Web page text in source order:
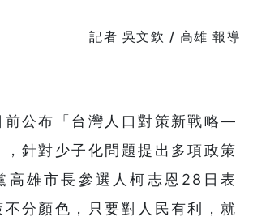
記者 吳文欽 / 高雄 報導
前公布「台灣人口對策新戰略—
，針對少子化問題提出多項政策
高雄市長參選人柯志恩28日表
分顏色，只要對人民有利，就